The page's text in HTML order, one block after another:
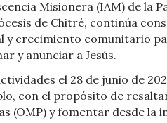
Misionera (IAM) de la
de Chitré, continúa
crecimiento comunitario
y anunciar a Jesús.
el 28 de junio de
con el propósito de
(OMP) y fomentar desde la